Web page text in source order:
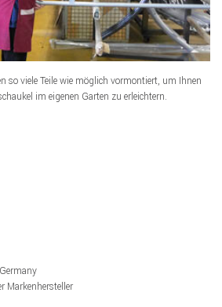
so viele Teile wie möglich vormontiert, um Ihnen
im eigenen Garten zu erleichtern.
Markenhersteller